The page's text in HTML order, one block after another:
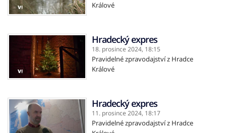
Králové
Hradecký expres
18. prosince 2024, 18:15
Pravidelné zpravodajství z Hradce
Králové
Hradecký expres
11. prosince 2024, 18:17
Pravidelné zpravodajství z Hradce